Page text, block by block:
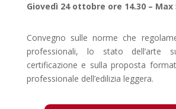
Giovedì 24 ottobre ore 14.30 – Max
Convegno sulle norme che
professionali, lo stato dell’arte
certificazione e sulla proposta
professionale dell’edilizia leggera.